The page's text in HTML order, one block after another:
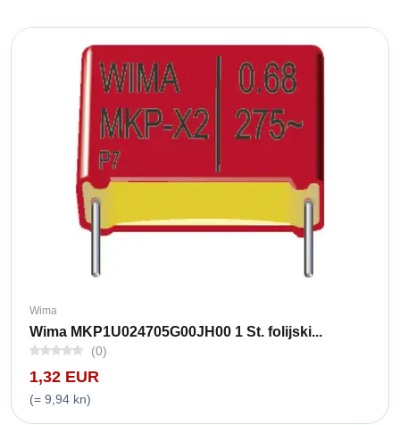
Wima
Wima MKP1U024705G00JH00 1 St. folijski...
(0)
1,32 EUR
(= 9,94 kn)